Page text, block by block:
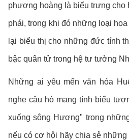
phượng hoàng là biểu trưng cho
phái, trong khi đó những loại
lại biểu thị cho những đức tính
bậc quân tử trong hệ tư tưởng
Những ai yêu mến văn hóa
nghe câu hò mang tính biểu
xuống sông Hương" trong
nếu có cơ hội hãy chia sẻ